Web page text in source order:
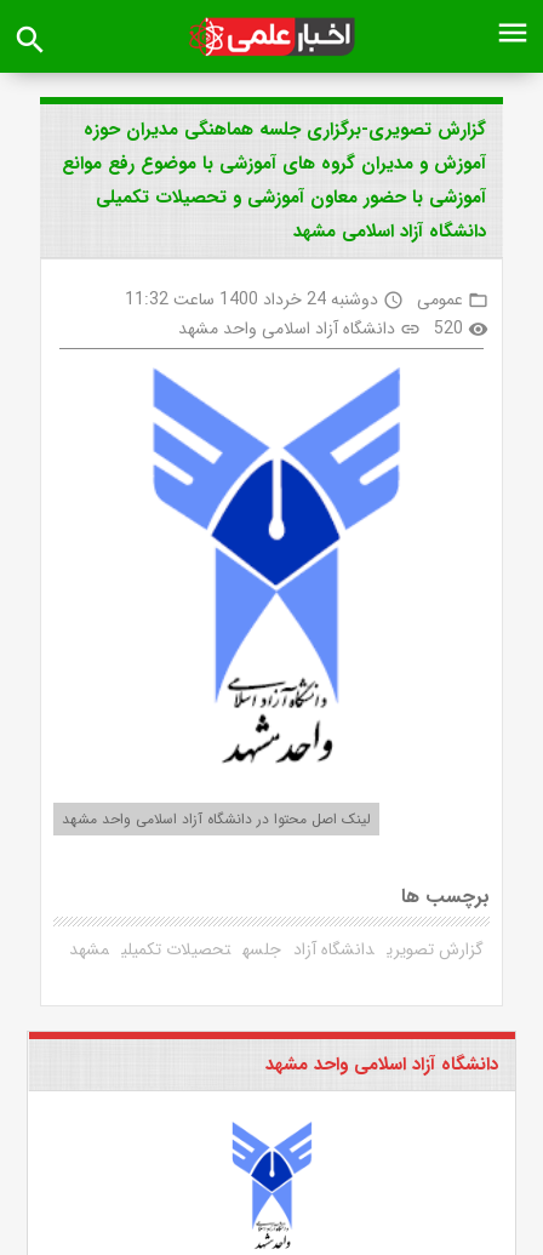
menu
search
گزارش تصویری-برگزاری جلسه هماهنگی مدیران حوزه
آموزش و مدیران گروه های آموزشی با موضوع رفع موانع
آموزشی با حضور معاون آموزشی و تحصیلات تکمیلی
دانشگاه آزاد اسلامی مشهد
folder_open عمومی access_time دوشنبه 24 خرداد 1400 ساعت 11:32
visibility
520
link دانشگاه آزاد اسلامی واحد مشهد
لینک اصل محتوا در دانشگاه آزاد اسلامی واحد مشهد
برچسب ها
گزارش تصویری دانشگاه آزاد جلسه تحصیلات تکمیلی مشهد
دانشگاه آزاد اسلامی واحد مشهد